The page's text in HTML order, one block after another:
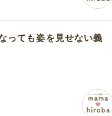
っても姿を見せない義